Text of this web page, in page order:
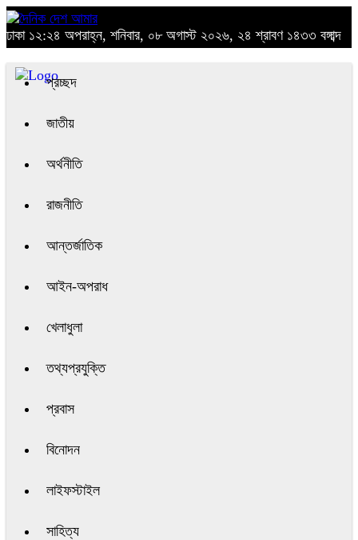
ঢাকা ১২:২৪ অপরাহ্ন, শনিবার, ০৮ অগাস্ট ২০২৬, ২৪ শ্রাবণ ১৪৩৩ বঙ্গাব্দ
প্রচ্ছদ
জাতীয়
অর্থনীতি
রাজনীতি
আন্তর্জাতিক
আইন-অপরাধ
খেলাধুলা
তথ্যপ্রযুক্তি
প্রবাস
বিনোদন
লাইফস্টাইল
সাহিত্য